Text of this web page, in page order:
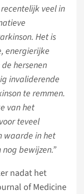
veel in
Het is
energierijke
hersenen
invaliderende
te remmen.
van het
teveel
waarde in het
bewijzen.”
nadat het
of Medicine